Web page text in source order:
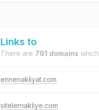
Links to
There are 791 domains which
ennenakliyat.com
sitelernakliye.com